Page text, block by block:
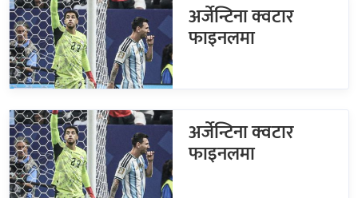
अर्जेन्टिना क्वटार
फाइनलमा
अर्जेन्टिना क्वटार
फाइनलमा